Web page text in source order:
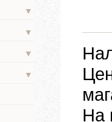
▼
▼
▼
▼
На